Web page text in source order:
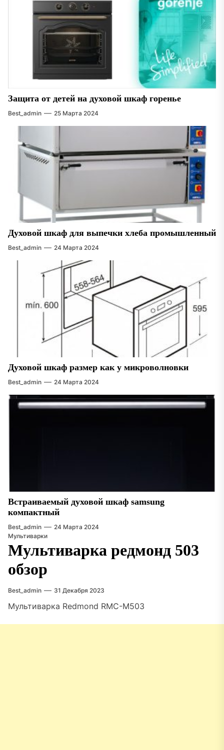
Защита от детей на духовой шкаф горенье
Best_admin 25 Марта 2024
Духовой шкаф для выпечки хлеба промышленный
Best_admin 24 Марта 2024
Духовой шкаф размер как у микроволновки
Best_admin 24 Марта 2024
Встраиваемый духовой шкаф samsung
компактный
Best_admin
24 Марта 2024
Мультиварки
Мультиварка редмонд 503
обзор
Best_admin 31 Декабря 2023
Мультиварка Redmond RMC-M503